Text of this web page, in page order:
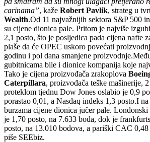
carinama”, kaže Robert Pavlik, strateg u
Wealth.Od 11 najvažnijih sektora S&P 500
su cijene dionica pale. Pritom je najviše
2,1 posto, što je posljedica pada cijena nafte
plaše da će OPEC uskoro povećati
godinu i pol dana smanjene
gubitnicama bile i dionice kompanija koje
Tako je cijena proizvođača zrakoplova
Caterpillara, proizvođača teške mašinerije,
proteklom tjednu Dow Jones oslabio je 0,9
porastao 0,01, a Nasdaq indeks 1,3 posto.I
burzama cijene dionica jučer pale. Londonski
je 1,70 posto, na 7.633 boda, dok je
posto, na 13.010 bodova, a pariški CAC
piše SEEbiz.